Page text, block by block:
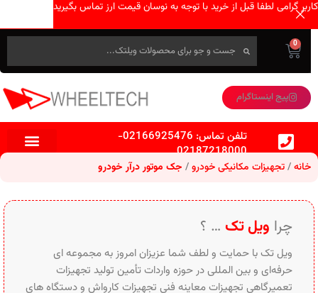
0
پیج اینستاگرام
تلفن تماس: 02166925476
-
02187218000
خانه تجهیزات مکانیکی خودرو جک موتور درآر خودرو
چرا ویل تک … ؟
ویل تک با حمایت و لطف شما عزیزان امروز به مجموعه ای
حرفه‌ای و بین‌ المللی در حوزه واردات تأمین تولید تجهیزات
تعمیرگاهی تجهیزات معاینه فنی تجهیزات کارواش و دستگاه های
کاربر گرامی لطفا قبل از خرید با توجه به نوسان قیمت ارز تماس بگیرید